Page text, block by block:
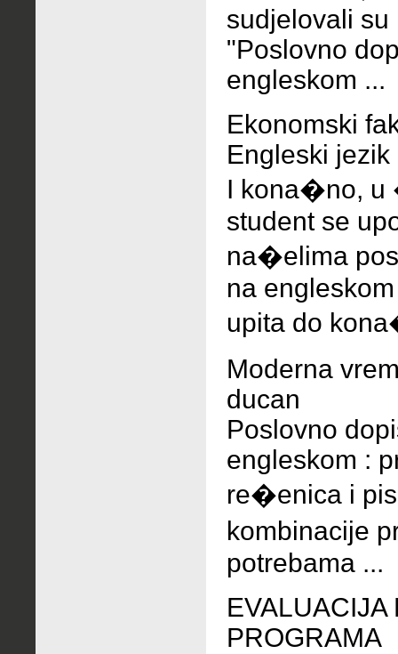
sudjelovali su
"Poslovno
engleskom ...
Ekonomski
Engleski jezik
I kona�no, u
student se
na�elima
na
upita do
Moderna
ducan
Poslovno
engleskom :
re�enica i
kombinacije
potrebama ...
EVALUACIJA
PROGRAMA